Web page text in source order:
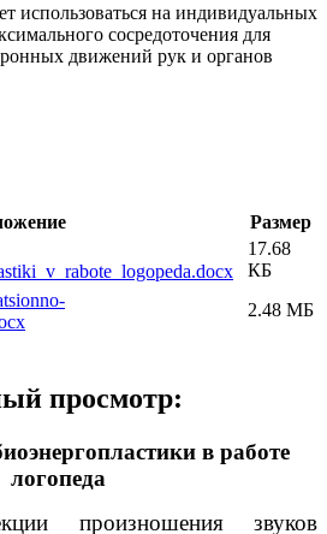
использоваться на индивидуальных
сосредоточения для
движений рук и органов
Размер
17.68
КБ
2.48 МБ
просмотр:
в работе
логопеда
произношения звуков